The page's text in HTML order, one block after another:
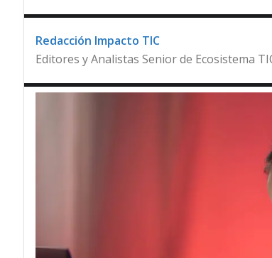
Redacción Impacto TIC
Editores y Analistas Senior de Ecosistema